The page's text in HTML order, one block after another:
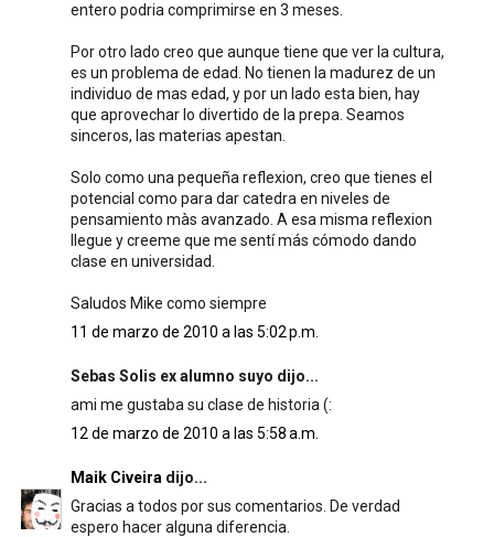
entero podria comprimirse en 3 meses.
Por otro lado creo que aunque tiene que ver la cultura,
es un problema de edad. No tienen la madurez de un
individuo de mas edad, y por un lado esta bien, hay
que aprovechar lo divertido de la prepa. Seamos
sinceros, las materias apestan.
Solo como una pequeña reflexion, creo que tienes el
potencial como para dar catedra en niveles de
pensamiento màs avanzado. A esa misma reflexion
llegue y creeme que me sentí más cómodo dando
clase en universidad.
Saludos Mike como siempre
11 de marzo de 2010 a las 5:02 p.m.
Sebas Solis ex alumno suyo dijo...
ami me gustaba su clase de historia (:
12 de marzo de 2010 a las 5:58 a.m.
Maik Civeira dijo...
Gracias a todos por sus comentarios. De verdad
espero hacer alguna diferencia.